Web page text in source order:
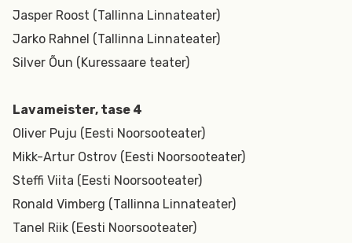
Jasper Roost (Tallinna Linnateater)
Jarko Rahnel (Tallinna Linnateater)
Silver Õun (Kuressaare teater)
Lavameister, tase 4
Oliver Puju (Eesti Noorsooteater)
Mikk-Artur Ostrov (Eesti Noorsooteater)
Steffi Viita (Eesti Noorsooteater)
Ronald Vimberg (Tallinna Linnateater)
Tanel Riik (Eesti Noorsooteater)